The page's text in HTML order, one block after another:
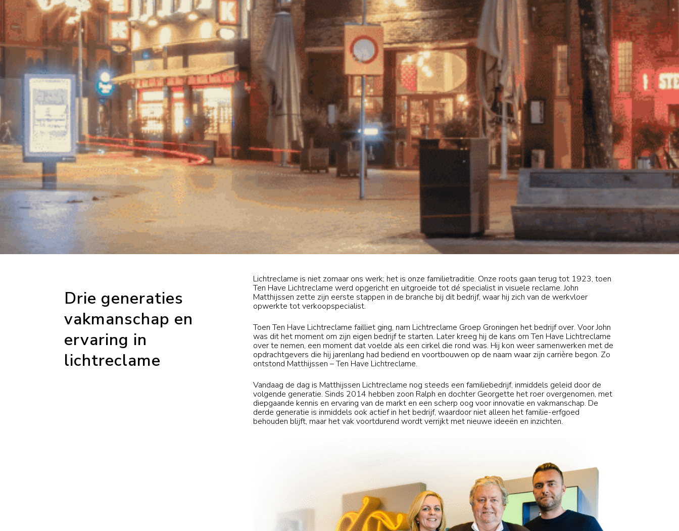
Drie generaties
vakmanschap en
ervaring in
lichtreclame
Lichtreclame is niet zomaar ons werk; het is onze familietraditie. Onze roots gaan terug tot 1923, toen
Ten Have Lichtreclame werd opgericht en uitgroeide tot dé specialist in visuele reclame. John
Matthijssen zette zijn eerste stappen in de branche bij dit bedrijf, waar hij zich van de werkvloer
opwerkte tot verkoopspecialist.
Toen Ten Have Lichtreclame failliet ging, nam Lichtreclame Groep Groningen het bedrijf over. Voor John
was dit het moment om zijn eigen bedrijf te starten. Later kreeg hij de kans om Ten Have Lichtreclame
over te nemen, een moment dat voelde als een cirkel die rond was. Hij kon weer samenwerken met de
opdrachtgevers die hij jarenlang had bediend en voortbouwen op de naam waar zijn carrière begon. Zo
ontstond Matthijssen – Ten Have Lichtreclame.
Vandaag de dag is Matthijssen Lichtreclame nog steeds een familiebedrijf, inmiddels geleid door de
volgende generatie. Sinds 2014 hebben zoon Ralph en dochter Georgette het roer overgenomen, met
diepgaande kennis en ervaring van de markt en een scherp oog voor innovatie en vakmanschap. De
derde generatie is inmiddels ook actief in het bedrijf, waardoor niet alleen het familie-erfgoed
behouden blijft, maar het vak voortdurend wordt verrijkt met nieuwe ideeën en inzichten.